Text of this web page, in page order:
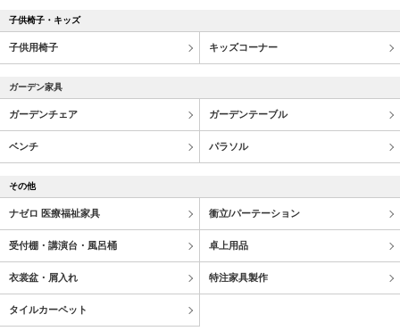
子供椅子・キッズ
子供用椅子 キッズコーナー
ガーデン家具
ガーデンチェア ガーデンテーブル
ベンチ パラソル
その他
ナゼロ 医療福祉家具 衝立/パーテーション
受付棚・講演台・風呂桶 卓上用品
衣裳盆・屑入れ 特注家具製作
タイルカーペット